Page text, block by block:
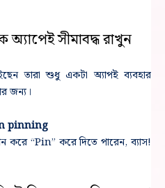
সীমাবদ্ধ রাখুন
তারা শুধু একটা অ্যাপই ব্যবহার
জন্য।
pinning
“Pin” করে দিতে পারেন, ব্যাস!